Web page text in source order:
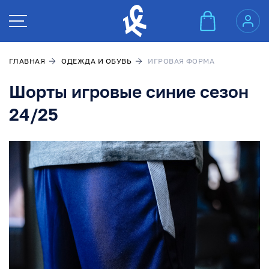
ГЛАВНАЯ ОДЕЖДА И ОБУВЬ ИГРОВАЯ ФОРМА
Шорты игровые синие сезон
24/25
Введитекод из E-mail
Почта получателя:
Код подтверждения
Оформить заказ